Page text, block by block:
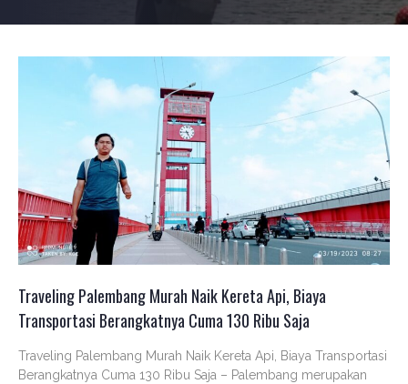
Traveling Palembang Murah Naik Kereta Api, Biaya
Transportasi Berangkatnya Cuma 130 Ribu Saja
Traveling Palembang Murah Naik Kereta Api, Biaya Transportasi
Berangkatnya Cuma 130 Ribu Saja – Palembang merupakan